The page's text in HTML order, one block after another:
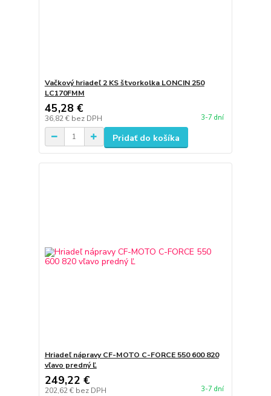
Vačkový hriadeľ 2 KS štvorkolka LONCIN 250
LC170FMM
45,28 €
36,82 € bez DPH 3-7 dní
Pridať do košíka
Hriadeľ nápravy CF-MOTO C-FORCE 550 600 820
vľavo predný Ľ
249,22 €
202,62 € bez DPH 3-7 dní